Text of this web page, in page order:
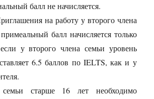
балл не начисляется.
на работу у второго члена
балл начисляется только
у второго члена семьи уровень
6.5 баллов по IELTS, как и у
старше 16 лет необходимо